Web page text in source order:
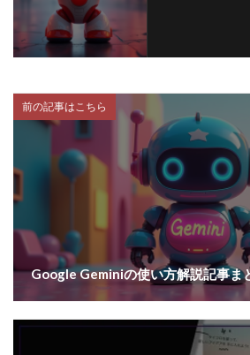
前の記事はこちら
Google Geminiの使い方解説記事ま